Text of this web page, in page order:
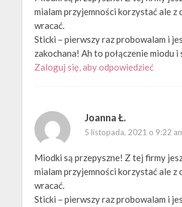
mialam przyjemności korzystać ale z
wracać.
Sticki – pierwszy raz probowalam i
zakochana! Ah to połączenie miodu
Zaloguj się, aby odpowiedzieć
Joanna Ł.
5 listopada, 2021 o 9:22
Miodki są przepyszne! Z tej firmy
mialam przyjemności korzystać ale z
wracać.
Sticki – pierwszy raz probowalam i